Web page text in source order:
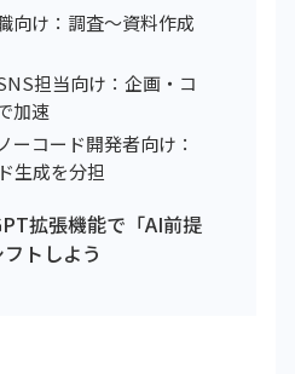
向け：調査〜資料作成
担当向け：企画・コ
加速
ーコード開発者向け：
生成を分担
拡張機能で「AI前提
トしよう